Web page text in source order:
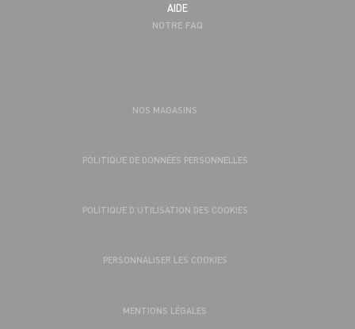
AIDE
NOTRE FAQ
NOS MAGASINS
POLITIQUE DE DONNÉES PERSONNELLES
POLITIQUE D’UTILISATION DES COOKIES
PERSONNALISER LES COOKIES
MENTIONS LÉGALES